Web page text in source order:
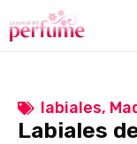
labiales,
Labiales